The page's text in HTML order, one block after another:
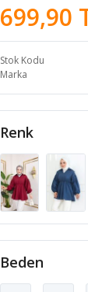
699,90
Stok Kodu
Marka
Renk
Beden